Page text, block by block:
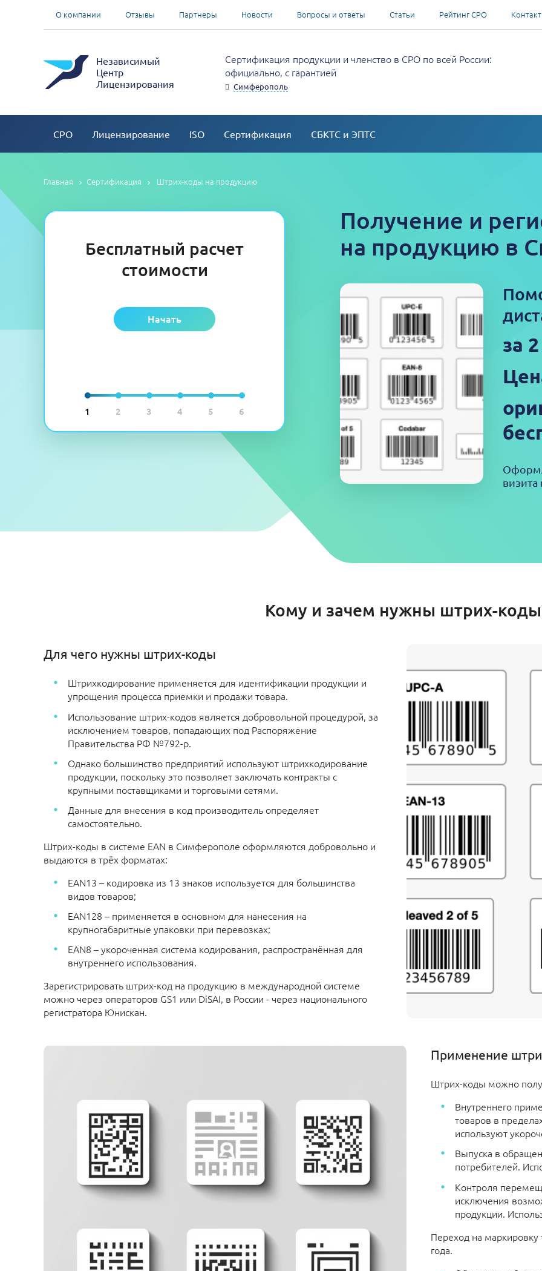
О компании Отзывы Партнеры Новости Вопросы и ответы Статьи Рейтинг СРО
Независимый
Центр
Лицензирования
Сертификация продукции и членство в СРО по всей России:
официально, с гарантией
Симферополь
СРО Лицензирование ISO Сертификация СБКТС и ЭПТС
Главная Сертификация Штрих-коды на продукцию
1 2 3 4 5 6
Бесплатный расчет
стоимости
Начать
Получение и
на продукцию в
за
визита
Кому и зачем нужны штрих-
Для чего нужны штрих-коды
Штрихкодирование применяется для идентификации продукции и
упрощения процесса приемки и продажи товара.
Использование штрих-кодов является добровольной процедурой, за
исключением товаров, попадающих под Распоряжение
Правительства РФ №792-р.
Однако большинство предприятий используют штрихкодирование
продукции, поскольку это позволяет заключать контракты с
крупными поставщиками и торговыми сетями.
Данные для внесения в код производитель определяет
самостоятельно.
Штрих-коды в системе EAN в Симферополе оформляются добровольно и
выдаются в трёх форматах:
EAN13 – кодировка из 13 знаков используется для большинства
видов товаров;
EAN128 – применяется в основном для нанесения на
крупногабаритные упаковки при перевозках;
EAN8 – укороченная система кодирования, распространённая для
внутреннего использования.
Зарегистрировать штрих-код на продукцию в международной системе
можно через операторов GS1 или DiSAI, в России - через национального
регистратора Юнискан.
Применение
Штрих-коды можно
Внутреннего
товаров в
используют
Выпуска в
потребителей.
Контроля
исключения
продукции.
Переход на маркировку
года.